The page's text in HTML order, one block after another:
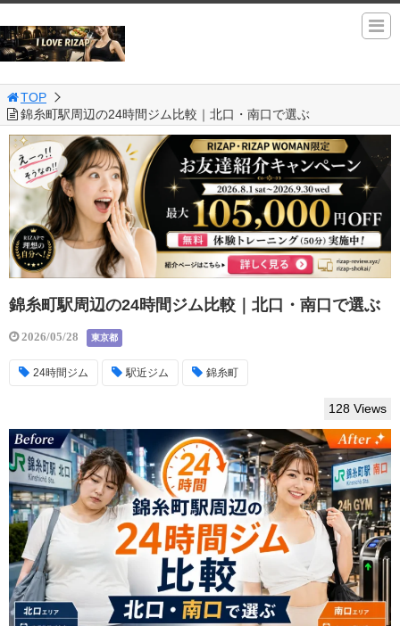
TOP
錦糸町駅周辺の24時間ジム比較｜北口・南口で選ぶ
錦糸町駅周辺の24時間ジム比較｜北口・南口で選ぶ
2026/05/28 東京都
24時間ジム 駅近ジム 錦糸町
128 Views